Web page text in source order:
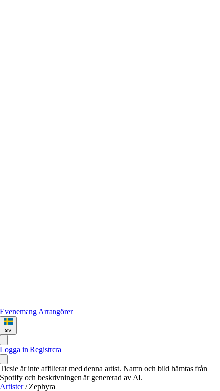
Evenemang Arrangörer
sv
Logga in Registrera
Ticsie är inte affilierat med denna artist. Namn och bild hämtas från
Spotify och beskrivningen är genererad av AI.
Artister / Zephyra